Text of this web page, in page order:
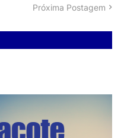
Próxima Postagem